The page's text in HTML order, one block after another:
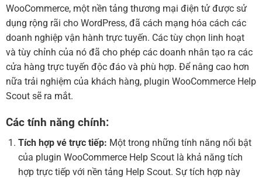
WooCommerce, một nền tảng thương mại điện tử được sử
dụng rộng rãi cho WordPress, đã cách mạng hóa cách các
doanh nghiệp vận hành trực tuyến. Các tùy chọn linh hoạt
và tùy chỉnh của nó đã cho phép các doanh nhân tạo ra các
cửa hàng trực tuyến độc đáo và phù hợp. Để nâng cao hơn
nữa trải nghiệm của khách hàng, plugin WooCommerce Help
Scout sẽ ra mắt.
Các tính năng chính:
Tích hợp vé trực tiếp: Một trong những tính năng nổi bật
của plugin WooCommerce Help Scout là khả năng tích
hợp trực tiếp với nền tảng Help Scout. Sự tích hợp này